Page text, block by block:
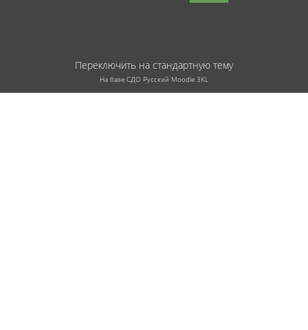
На базе СДО Русский Moodle 3KL
Переключить на стандартную тему